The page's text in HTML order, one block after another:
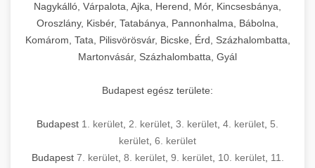
Nagykálló, Várpalota, Ajka, Herend, Mór, Kincsesbánya,
Oroszlány, Kisbér, Tatabánya, Pannonhalma, Bábolna,
Komárom, Tata, Pilisvörösvár, Bicske, Érd, Százhalombatta,
Martonvásár, Százhalombatta, Gyál
Budapest egész területe:
Budapest 1. kerület 2. kerület 3. kerület 4. kerület 5.
kerület 6. kerület
Budapest 7. kerület, 8. kerület, 9. kerület, 10. kerület, 11.